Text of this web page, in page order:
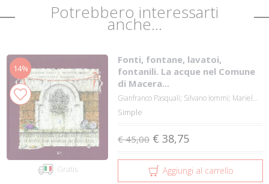
Potrebbero interessarti
anche...
14%
Gratis
Fonti, fontane, lavatoi,
fontanili. La acque nel Comune
di Macera...
Gianfranco Pasquali; Silvano Iommi; Mariel...
Simple
€ 45,00 € 38,75
Aggiungi al carrello